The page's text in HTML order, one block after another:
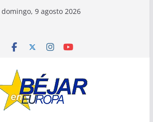
domingo, 9 agosto 2026